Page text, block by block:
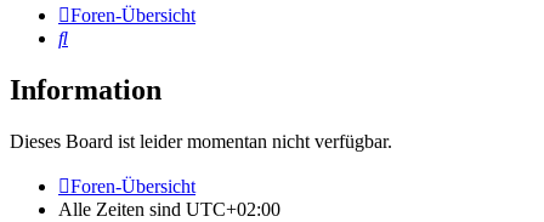
Foren-Übersicht
Suche
Information
Dieses Board ist leider momentan nicht verfügbar.
Foren-Übersicht
Alle Zeiten sind UTC+02:00